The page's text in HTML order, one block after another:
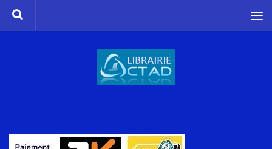
Skip to content